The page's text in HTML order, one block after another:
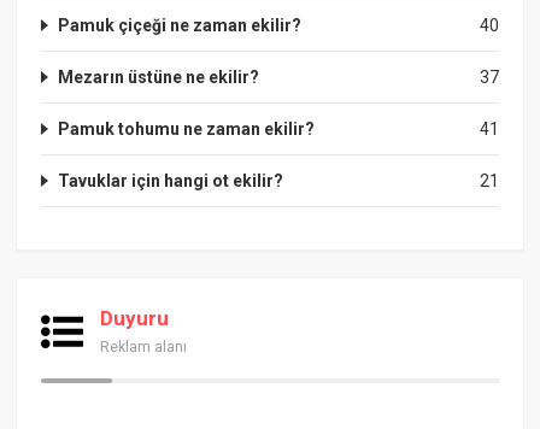
40
Pamuk çiçeği ne zaman ekilir?
37
Mezarın üstüne ne ekilir?
41
Pamuk tohumu ne zaman ekilir?
21
Tavuklar için hangi ot ekilir?
Duyuru
Reklam alanı